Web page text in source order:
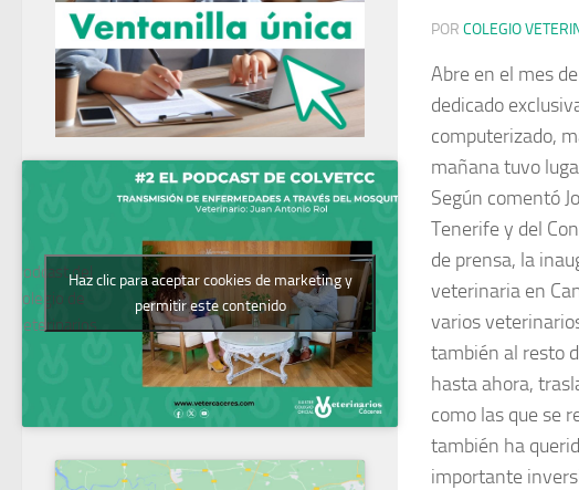
POR COLEGIO
Abre en el mes
dedicado
computerizado,
mañana tuvo
Según comentó
Tenerife y del
de prensa, la
veterinaria en
varios
también al resto
hasta ahora,
como las que se
también ha
importante
Podcast del
Colegio de
Veterinarios
Haz clic para aceptar cookies de marketing y
permitir este contenido